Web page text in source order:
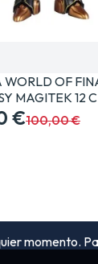
WORLD OF
MAGITEK 12
€100,00 €
momento.